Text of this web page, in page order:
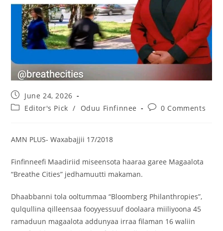
June 24, 2026
Editor's Pick / Oduu Finfinnee 0 Comments
AMN PLUS- Waxabajjii 17/2018
Finfinneefi Maadiriid miseensota haaraa garee Magaalota
“Breathe Cities” jedhamuutti makaman.
Dhaabbanni tola ooltummaa “Bloomberg Philanthropies”,
qulqullina qilleensaa fooyyessuuf doolaara miiliyoona 45
ramaduun magaalota addunyaa irraa filaman 16 waliin